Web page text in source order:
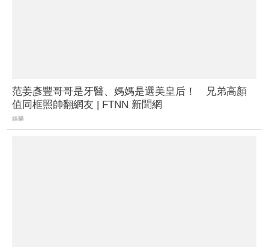
范姜彥豐哥哥是牙醫、媽媽是選美皇后！ 兄弟高顏
值同框照帥翻網友 | FTNN 新聞網
娛樂